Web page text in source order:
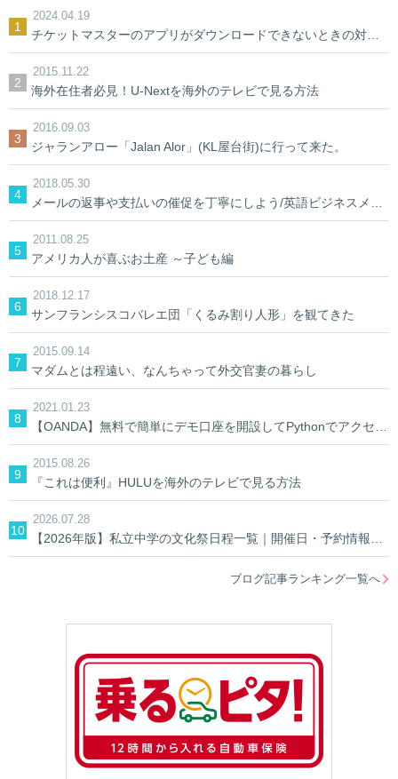
2024.04.19
2015.11.22
海外在住者必見！U-Nextを海外のテレビで見る方法
2016.09.03
ジャランアロー「Jalan Alor」(KL屋台街)に行って来た。
2018.05.30
2011.08.25
アメリカ人が喜ぶお土産 ～子ども編
2018.12.17
サンフランシスコバレエ団「くるみ割り人形」を観てきた
2015.09.14
マダムとは程遠い、なんちゃって外交官妻の暮らし
2021.01.23
2015.08.26
『これは便利』HULUを海外のテレビで見る方法
2026.07.28
ブログ記事ランキング一覧へ